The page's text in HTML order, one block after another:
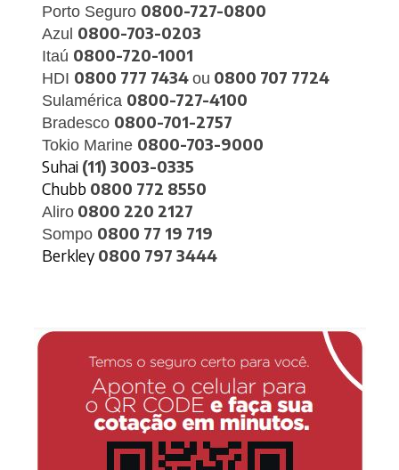
Porto Seguro 0800-727-0800
Azul 0800-703-0203
Itaú 0800-720-1001
​HDI 0800 777 7434 ou 0800 707 7724
Sulamérica 0800-727-4100
Bradesco 0800-701-2757
Tokio Marine 0800-703-9000
Suhai (11) 3003-0335
Chubb 0800 772 8550
Aliro 0800 220 2127
Sompo 0800 77 19 719
Berkley 0800 797 3444